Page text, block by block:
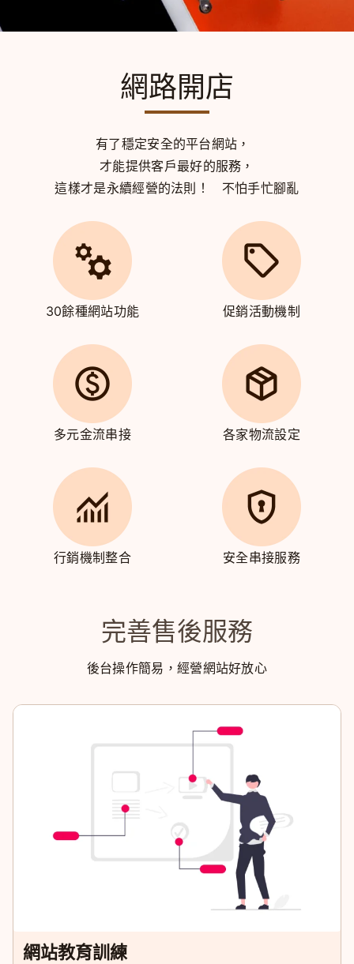
網路開店
有了穩定安全的平台網站，
才能提供客戶最好的服務，
這樣才是永續經營的法則！
不怕手忙腳亂
30餘種網站功能 促銷活動機制
多元金流串接 各家物流設定
行銷機制整合 安全串接服務
完善售後服務
後台操作簡易，經營網站好放心
網站教育訓練